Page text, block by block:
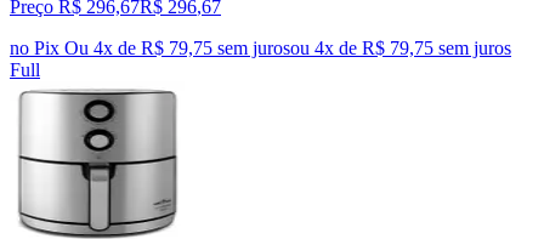
Preço R$ 296,67R$ 296,67
no Pix Ou 4x de R$ 79,75 sem jurosou 4x de R$ 79,75 sem juros
Full